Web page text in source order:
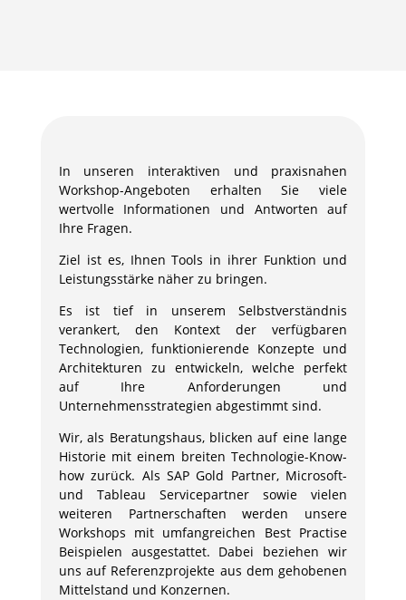
In unseren interaktiven und praxisnahen
Workshop-Angeboten erhalten Sie viele
wertvolle Informationen und Antworten auf
Ihre Fragen.
Ziel ist es, Ihnen Tools in ihrer Funktion und
Leistungsstärke näher zu bringen.
Es ist tief in unserem Selbstverständnis
verankert, den Kontext der verfügbaren
Technologien, funktionierende Konzepte und
Architekturen zu entwickeln, welche perfekt
auf Ihre Anforderungen und
Unternehmensstrategien abgestimmt sind.
Wir, als Beratungshaus, blicken auf eine lange
Historie mit einem breiten Technologie-Know-
how zurück. Als SAP Gold Partner, Microsoft-
und Tableau Servicepartner sowie vielen
weiteren Partnerschaften werden unsere
Workshops mit umfangreichen Best Practise
Beispielen ausgestattet. Dabei beziehen wir
uns auf Referenzprojekte aus dem gehobenen
Mittelstand und Konzernen.